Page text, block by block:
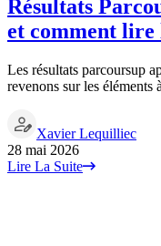
Résultats
et comment lire
Les résultats parcoursup
revenons sur les éléments
Xavier Lequilliec
28 mai 2026
Lire La Suite